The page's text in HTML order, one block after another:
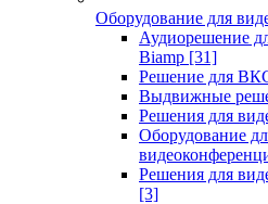
Оборудование для
Аудиорешение
Biamp [31]
Решение для
Выдвижные
Решения для
Оборудование
Решения для
[3]